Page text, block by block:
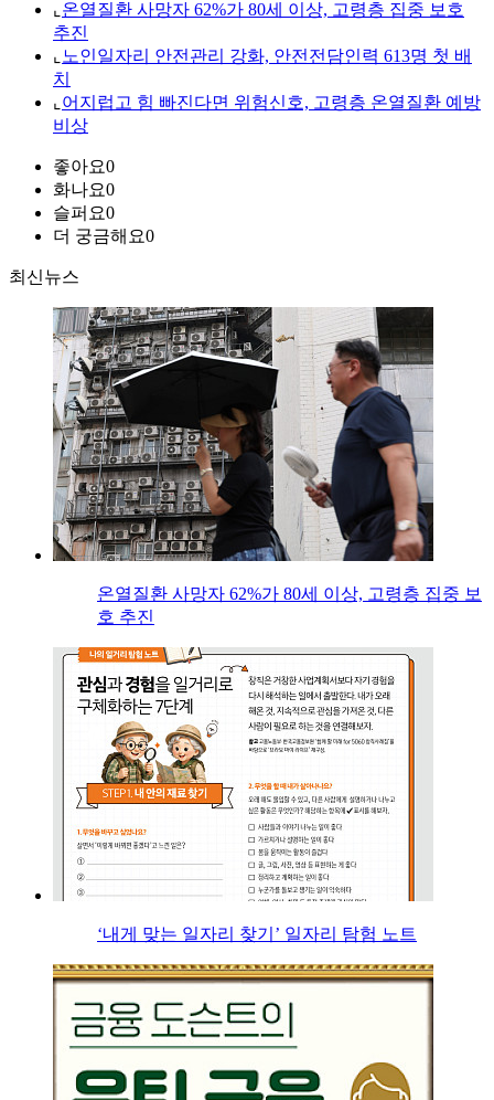
⌞ 온열질환 사망자 62%가 80세 이상, 고령층 집중 보호
추진
⌞ 노인일자리 안전관리 강화, 안전전담인력 613명 첫 배
치
⌞ 어지럽고 힘 빠진다면 위험신호, 고령층 온열질환 예방
비상
좋아요0
화나요0
슬퍼요0
더 궁금해요0
최신뉴스
온열질환 사망자 62%가 80세 이상, 고령층 집중 보
호 추진
‘내게 맞는 일자리 찾기’ 일자리 탐험 노트